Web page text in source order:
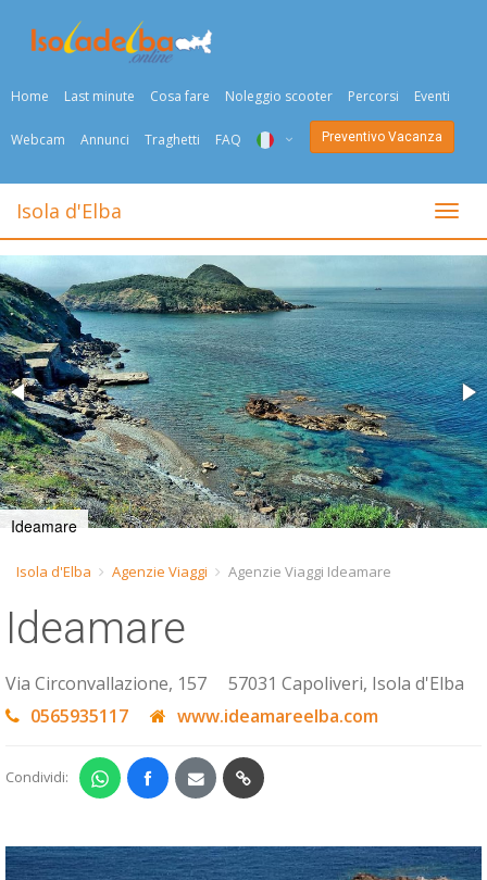
Home Last minute Cosa fare Noleggio scooter Percorsi Eventi
Webcam Annunci Traghetti FAQ
ENG
DEU
NED
FRA
PYC
DAN
ESP
Preventivo Vacanza
Togli
Isola d'Elba
Ideamare
Isola d'Elba Agenzie Viaggi Agenzie Viaggi Ideamare
Ideamare
Via Circonvallazione, 157
57031 Capoliveri, Isola d'Elba
0565935117
www.ideamareelba.com
Condividi: